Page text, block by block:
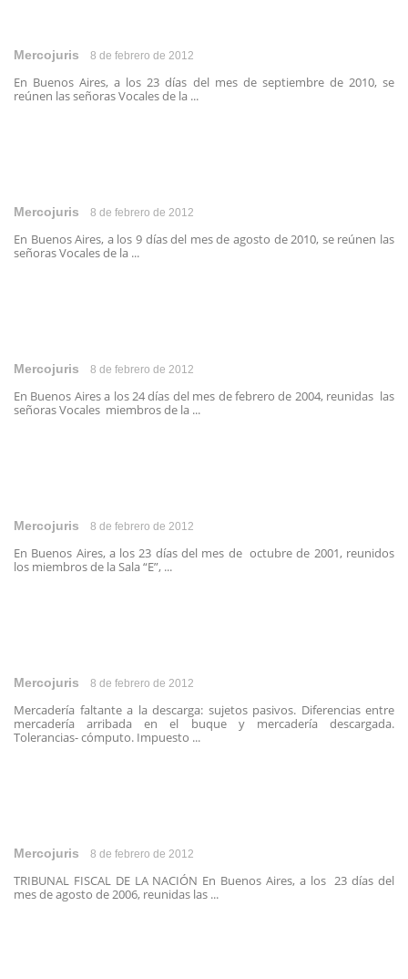
Mercojuris 8 de febrero de 2012
En Buenos Aires, a los 23 días del mes de septiembre de 2010, se
reúnen las señoras Vocales de la ...
Mercojuris 8 de febrero de 2012
En Buenos Aires, a los 9 días del mes de agosto de 2010, se reúnen las
señoras Vocales de la ...
Mercojuris 8 de febrero de 2012
En Buenos Aires a los 24 días del mes de febrero de 2004, reunidas las
señoras Vocales miembros de la ...
Mercojuris 8 de febrero de 2012
En Buenos Aires, a los 23 días del mes de octubre de 2001, reunidos
los miembros de la Sala “E”, ...
Mercojuris 8 de febrero de 2012
Mercadería faltante a la descarga: sujetos pasivos. Diferencias entre
mercadería arribada en el buque y mercadería descargada.
Tolerancias- cómputo. Impuesto ...
Mercojuris 8 de febrero de 2012
TRIBUNAL FISCAL DE LA NACIÓN En Buenos Aires, a los 23 días del
mes de agosto de 2006, reunidas las ...